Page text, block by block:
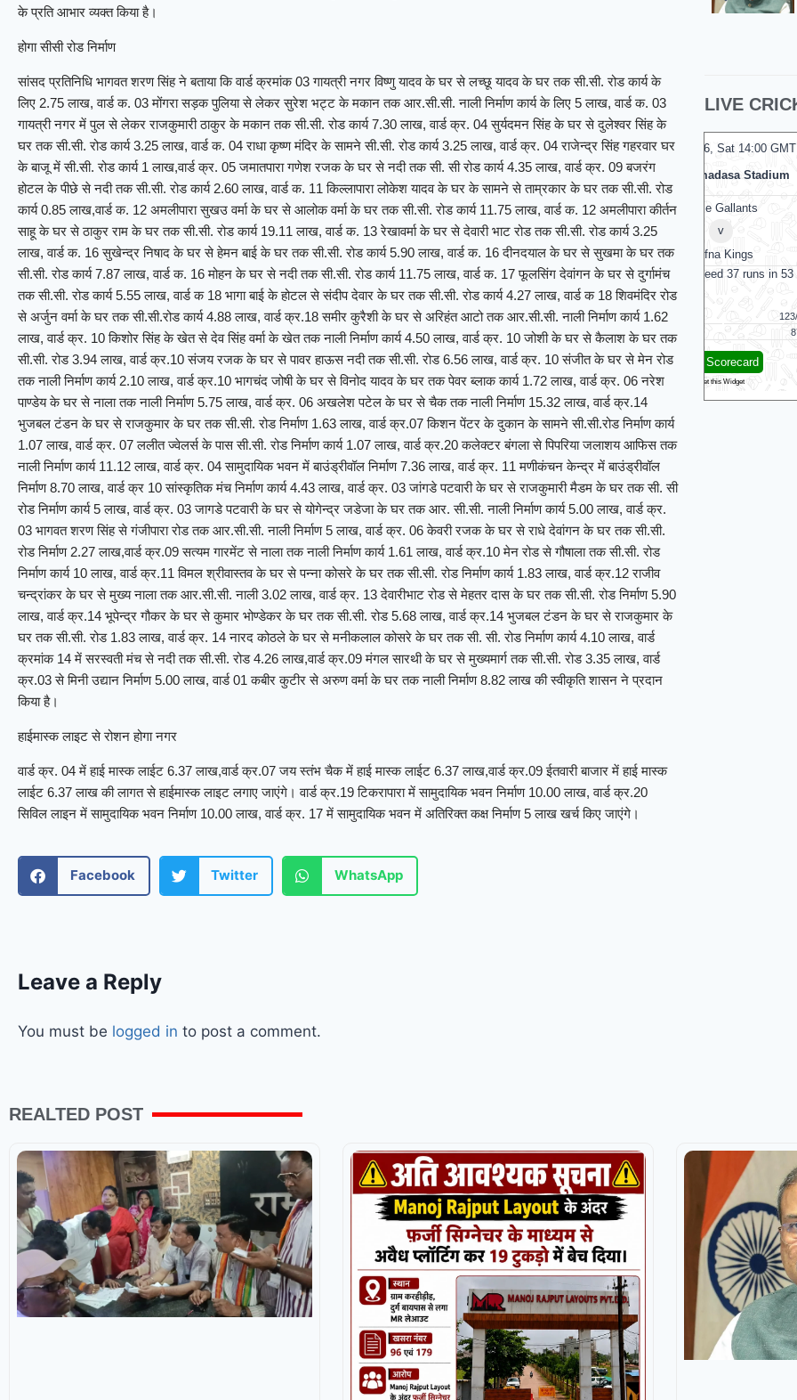
के प्रति आभार व्यक्त किया है।
होगा सीसी रोड निर्माण
सांसद प्रतिनिधि भागवत शरण सिंह ने बताया कि वार्ड क्रमांक 03 गायत्री नगर विष्णु यादव के घर से लच्छू यादव के घर तक सी.सी. रोड कार्य के
लिए 2.75 लाख, वार्ड क. 03 मोंगरा सड़क पुलिया से लेकर सुरेश भट्ट के मकान तक आर.सी.सी. नाली निर्माण कार्य के लिए 5 लाख, वार्ड क. 03
गायत्री नगर में पुल से लेकर राजकुमारी ठाकुर के मकान तक सी.सी. रोड कार्य 7.30 लाख, वार्ड क्र. 04 सुर्यदमन सिंह के घर से दुलेश्वर सिंह के
घर तक सी.सी. रोड कार्य 3.25 लाख, वार्ड क. 04 राधा कृष्ण मंदिर के सामने सी.सी. रोड कार्य 3.25 लाख, वार्ड क्र. 04 राजेन्द्र सिंह गहरवार घर
के बाजू में सी.सी. रोड कार्य 1 लाख,वार्ड क्र. 05 जमातपारा गणेश रजक के घर से नदी तक सी. सी रोड कार्य 4.35 लाख, वार्ड क्र. 09 बजरंग
होटल के पीछे से नदी तक सी.सी. रोड कार्य 2.60 लाख, वार्ड क. 11 किल्लापारा लोकेश यादव के घर के सामने से ताम्रकार के घर तक सी.सी. रोड
कार्य 0.85 लाख,वार्ड क. 12 अमलीपारा सुखउ वर्मा के घर से आलोक वर्मा के घर तक सी.सी. रोड कार्य 11.75 लाख, वार्ड क. 12 अमलीपारा कीर्तन
साहू के घर से ठाकुर राम के घर तक सी.सी. रोड कार्य 19.11 लाख, वार्ड क. 13 रेखावर्मा के घर से देवारी भाट रोड तक सी.सी. रोड कार्य 3.25
लाख, वार्ड क. 16 सुखेन्द्र निषाद के घर से हेमन बाई के घर तक सी.सी. रोड कार्य 5.90 लाख, वार्ड क. 16 दीनदयाल के घर से सुखमा के घर तक
सी.सी. रोड कार्य 7.87 लाख, वार्ड क. 16 मोहन के घर से नदी तक सी.सी. रोड कार्य 11.75 लाख, वार्ड क. 17 फूलसिंग देवांगन के घर से दुर्गामंच
तक सी.सी. रोड कार्य 5.55 लाख, वार्ड क 18 भागा बाई के होटल से संदीप देवार के घर तक सी.सी. रोड कार्य 4.27 लाख, वार्ड क 18 शिवमंदिर रोड
से अर्जुन वर्मा के घर तक सी.सी.रोड कार्य 4.88 लाख, वार्ड क्र.18 समीर कुरैशी के घर से अरिहंत आटो तक आर.सी.सी. नाली निर्माण कार्य 1.62
लाख, वार्ड क्र. 10 किशोर सिंह के खेत से देव सिंह वर्मा के खेत तक नाली निर्माण कार्य 4.50 लाख, वार्ड क्र. 10 जोशी के घर से कैलाश के घर तक
सी.सी. रोड 3.94 लाख, वार्ड क्र.10 संजय रजक के घर से पावर हाऊस नदी तक सी.सी. रोड 6.56 लाख, वार्ड क्र. 10 संजीत के घर से मेन रोड
तक नाली निर्माण कार्य 2.10 लाख, वार्ड क्र.10 भागचंद जोषी के घर से विनोद यादव के घर तक पेवर ब्लाक कार्य 1.72 लाख, वार्ड क्र. 06 नरेश
पाण्डेय के घर से नाला तक नाली निर्माण 5.75 लाख, वार्ड क्र. 06 अखलेश पटेल के घर से चैक तक नाली निर्माण 15.32 लाख, वार्ड क्र.14
भुजबल टंडन के घर से राजकुमार के घर तक सी.सी. रोड निर्माण 1.63 लाख, वार्ड क्र.07 किशन पेंटर के दुकान के सामने सी.सी.रोड निर्माण कार्य
1.07 लाख, वार्ड क्र. 07 ललीत ज्वेलर्स के पास सी.सी. रोड निर्माण कार्य 1.07 लाख, वार्ड क्र.20 कलेक्टर बंगला से पिपरिया जलाशय आफिस तक
नाली निर्माण कार्य 11.12 लाख, वार्ड क्र. 04 सामुदायिक भवन में बाउंड्रीवॉल निर्माण 7.36 लाख, वार्ड क्र. 11 मणीकंचन केन्द्र में बाउंड्रीवॉल
निर्माण 8.70 लाख, वार्ड क्र 10 सांस्कृतिक मंच निर्माण कार्य 4.43 लाख, वार्ड क्र. 03 जांगडे पटवारी के घर से राजकुमारी मैडम के घर तक सी. सी
रोड निर्माण कार्य 5 लाख, वार्ड क्र. 03 जागडे पटवारी के घर से योगेन्द्र जडेजा के घर तक आर. सी.सी. नाली निर्माण कार्य 5.00 लाख, वार्ड क्र.
03 भागवत शरण सिंह से गंजीपारा रोड तक आर.सी.सी. नाली निर्माण 5 लाख, वार्ड क्र. 06 केवरी रजक के घर से राधे देवांगन के घर तक सी.सी.
रोड निर्माण 2.27 लाख,वार्ड क्र.09 सत्यम गारमेंट से नाला तक नाली निर्माण कार्य 1.61 लाख, वार्ड क्र.10 मेन रोड से गौषाला तक सी.सी. रोड
निर्माण कार्य 10 लाख, वार्ड क्र.11 विमल श्रीवास्तव के घर से पन्ना कोसरे के घर तक सी.सी. रोड निर्माण कार्य 1.83 लाख, वार्ड क्र.12 राजीव
चन्द्रांकर के घर से मुख्य नाला तक आर.सी.सी. नाली 3.02 लाख, वार्ड क्र. 13 देवारीभाट रोड से मेहतर दास के घर तक सी.सी. रोड निर्माण 5.90
लाख, वार्ड क्र.14 भूपेन्द्र गौकर के घर से कुमार भोण्डेकर के घर तक सी.सी. रोड 5.68 लाख, वार्ड क्र.14 भुजबल टंडन के घर से राजकुमार के
घर तक सी.सी. रोड 1.83 लाख, वार्ड क्र. 14 नारद कोठले के घर से मनीकलाल कोसरे के घर तक सी. सी. रोड निर्माण कार्य 4.10 लाख, वार्ड
क्रमांक 14 में सरस्वती मंच से नदी तक सी.सी. रोड 4.26 लाख,वार्ड क्र.09 मंगल सारथी के घर से मुख्यमार्ग तक सी.सी. रोड 3.35 लाख, वार्ड
क्र.03 से मिनी उद्यान निर्माण 5.00 लाख, वार्ड 01 कबीर कुटीर से अरुण वर्मा के घर तक नाली निर्माण 8.82 लाख की स्वीकृति शासन ने प्रदान
किया है।
हाईमास्क लाइट से रोशन होगा नगर
वार्ड क्र. 04 में हाई मास्क लाईट 6.37 लाख,वार्ड क्र.07 जय स्तंभ चैक में हाई मास्क लाईट 6.37 लाख,वार्ड क्र.09 ईतवारी बाजार में हाई मास्क
लाईट 6.37 लाख की लागत से हाईमास्क लाइट लगाए जाएंगे। वार्ड क्र.19 टिकरापारा में सामुदायिक भवन निर्माण 10.00 लाख, वार्ड क्र.20
सिविल लाइन में सामुदायिक भवन निर्माण 10.00 लाख, वार्ड क्र. 17 में सामुदायिक भवन में अतिरिक्त कक्ष निर्माण 5 लाख खर्च किए जाएंगे।
Facebook Twitter WhatsApp
Leave a Reply
You must be logged in to post a comment.
LIVE
08 Aug 2026, Sat 14:00 GMT
T20 LIVE
AtR.Premadasa Stadium
Galle Gallants
v
Jaffna Kings
Galle Gallants need 37 runs in 53 balls
Jaffna Kings
123/10 (19.3)
Galle Gallants
87/4 (11.1)
« Full Scorecard
Get this Widget
08
T20
At
Trichy Grand
Skm Salem
Trichy Grand
«
REALTED POST